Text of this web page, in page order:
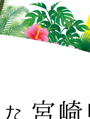
PREFECTURE